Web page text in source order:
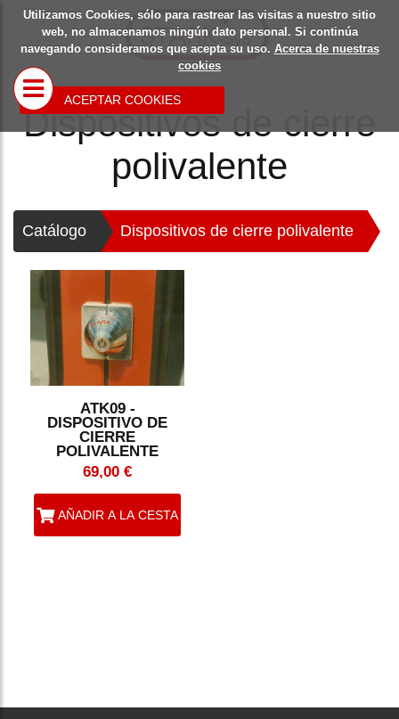
Utilizamos Cookies, sólo para rastrear las visitas a nuestro sitio
web, no almacenamos ningún dato personal. Si continúa
navegando consideramos que acepta su uso. Acerca de nuestras
cookies
ACEPTAR COOKIES
Starksys
Dispositivos
de
seguridad
cierre para puertas
enrollables y
cierre polivalente
Dispositivo de cierre
Dispositivos de cierre
polivalente
Catálogo Dispositivos de cierre polivalente
ATK09 -
DISPOSITIVO DE
CIERRE
POLIVALENTE
69,00 €
AÑADIR A LA CESTA